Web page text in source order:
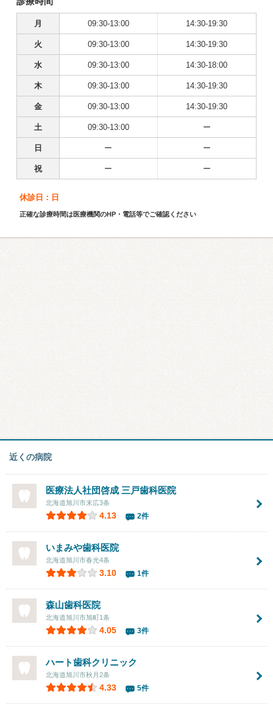
月 09:30-13:00 14:30-19:30
火 09:30-13:00 14:30-19:30
水 09:30-13:00 14:30-18:00
木 09:30-13:00 14:30-19:30
金 09:30-13:00 14:30-19:30
土 09:30-13:00 ー
日 ー ー
祝 ー ー
休診日：日
正確な診療時間は医療機関のHP・電話等でご確認ください
近くの病院
医療法人社団啓成 三戸歯科医院
北海道旭川市末広3条
4.13 2件
いまみや歯科医院
北海道旭川市春光4条
3.10 1件
森山歯科医院
北海道旭川市旭町1条
4.05 3件
ハート歯科クリニック
北海道旭川市秋月2条
4.33 5件